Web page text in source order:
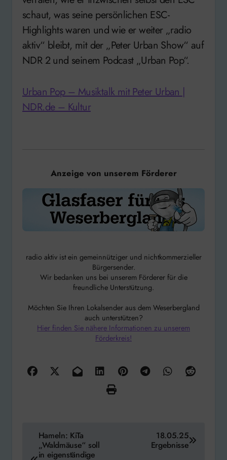
schaut, was seine persönlichen ESC-
Highlights waren und wie er weiter „radio
aktiv“ bleibt, mit der „Peter Urban Show“ auf
NDR 2 und seinem Podcast „Urban Pop“.
Urban Pop – Musiktalk mit Peter Urban |
NDR.de – Kultur
Anzeige von unserem Förderer
radio aktiv ist ein gemeinnütziger und nichtkommerzieller
Bürgersender.
Wir bedanken uns bei unserem Förderer für die
freundliche Unterstützung.
Möchten Sie Ihren Lokalsender aus dem Weserbergland
auch unterstützen?
Hier finden Sie nähere Informationen zu unserem
Förderkreis!
Beitragsnavigation
Hameln: KiTa
„Waldmäuse“ soll
in eigenständige
18.05.25
Ergebnisse